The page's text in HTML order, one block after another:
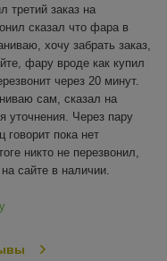
третий заказ на
сказал что фара в
хочу забрать заказ,
фару вроде как купил
через 20 минут.
сам, сказал на
уточнения. Через пару
говорит пока нет
никто не перезвонил,
сайте в наличии.